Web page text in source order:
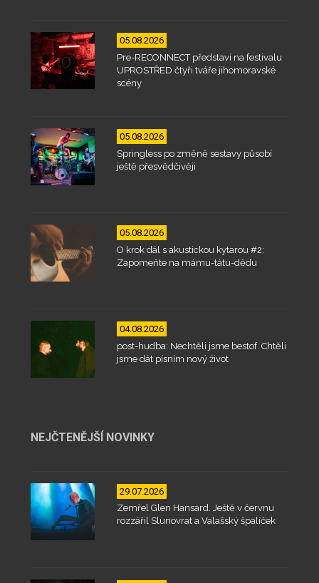
05.08.2026
Pre-RECONNECT představí na festivalu
UPROSTŘED čtyři tváře jihomoravské
scény
05.08.2026
Springless po změně sestavy působí
ještě přesvědčivěji
05.08.2026
O krok dál s akustickou kytarou #2:
Zapomeňte na mámu-tátu-dědu
04.08.2026
post-hudba: Nechtěli jsme bestof. Chtěli
jsme dát písním nový život
NEJČTENĚJŠÍ NOVINKY
29.07.2026
Zemřel Glen Hansard. Ještě v červnu
rozzářil Slunovrat a Valašský špalíček